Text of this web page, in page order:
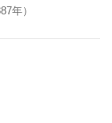
年）